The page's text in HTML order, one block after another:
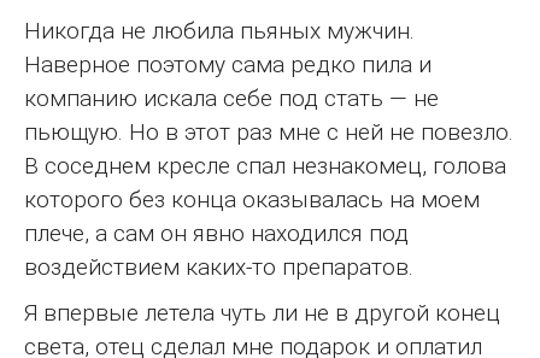
Никогда не любила пьяных мужчин.
Наверное поэтому сама редко пила и
компанию искала себе под стать — не
пьющую. Но в этот раз мне с ней не повезло.
В соседнем кресле спал незнакомец, голова
которого без конца оказывалась на моем
плече, а сам он явно находился под
воздействием каких-то препаратов.
Я впервые летела чуть ли не в другой конец
света, отец сделал мне подарок и оплатил